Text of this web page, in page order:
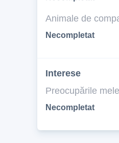
Animale de
Necompletat
Interese
Preocupările
Necompletat